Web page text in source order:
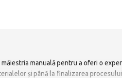
manuală pentru a oferi o
și până la finalizarea